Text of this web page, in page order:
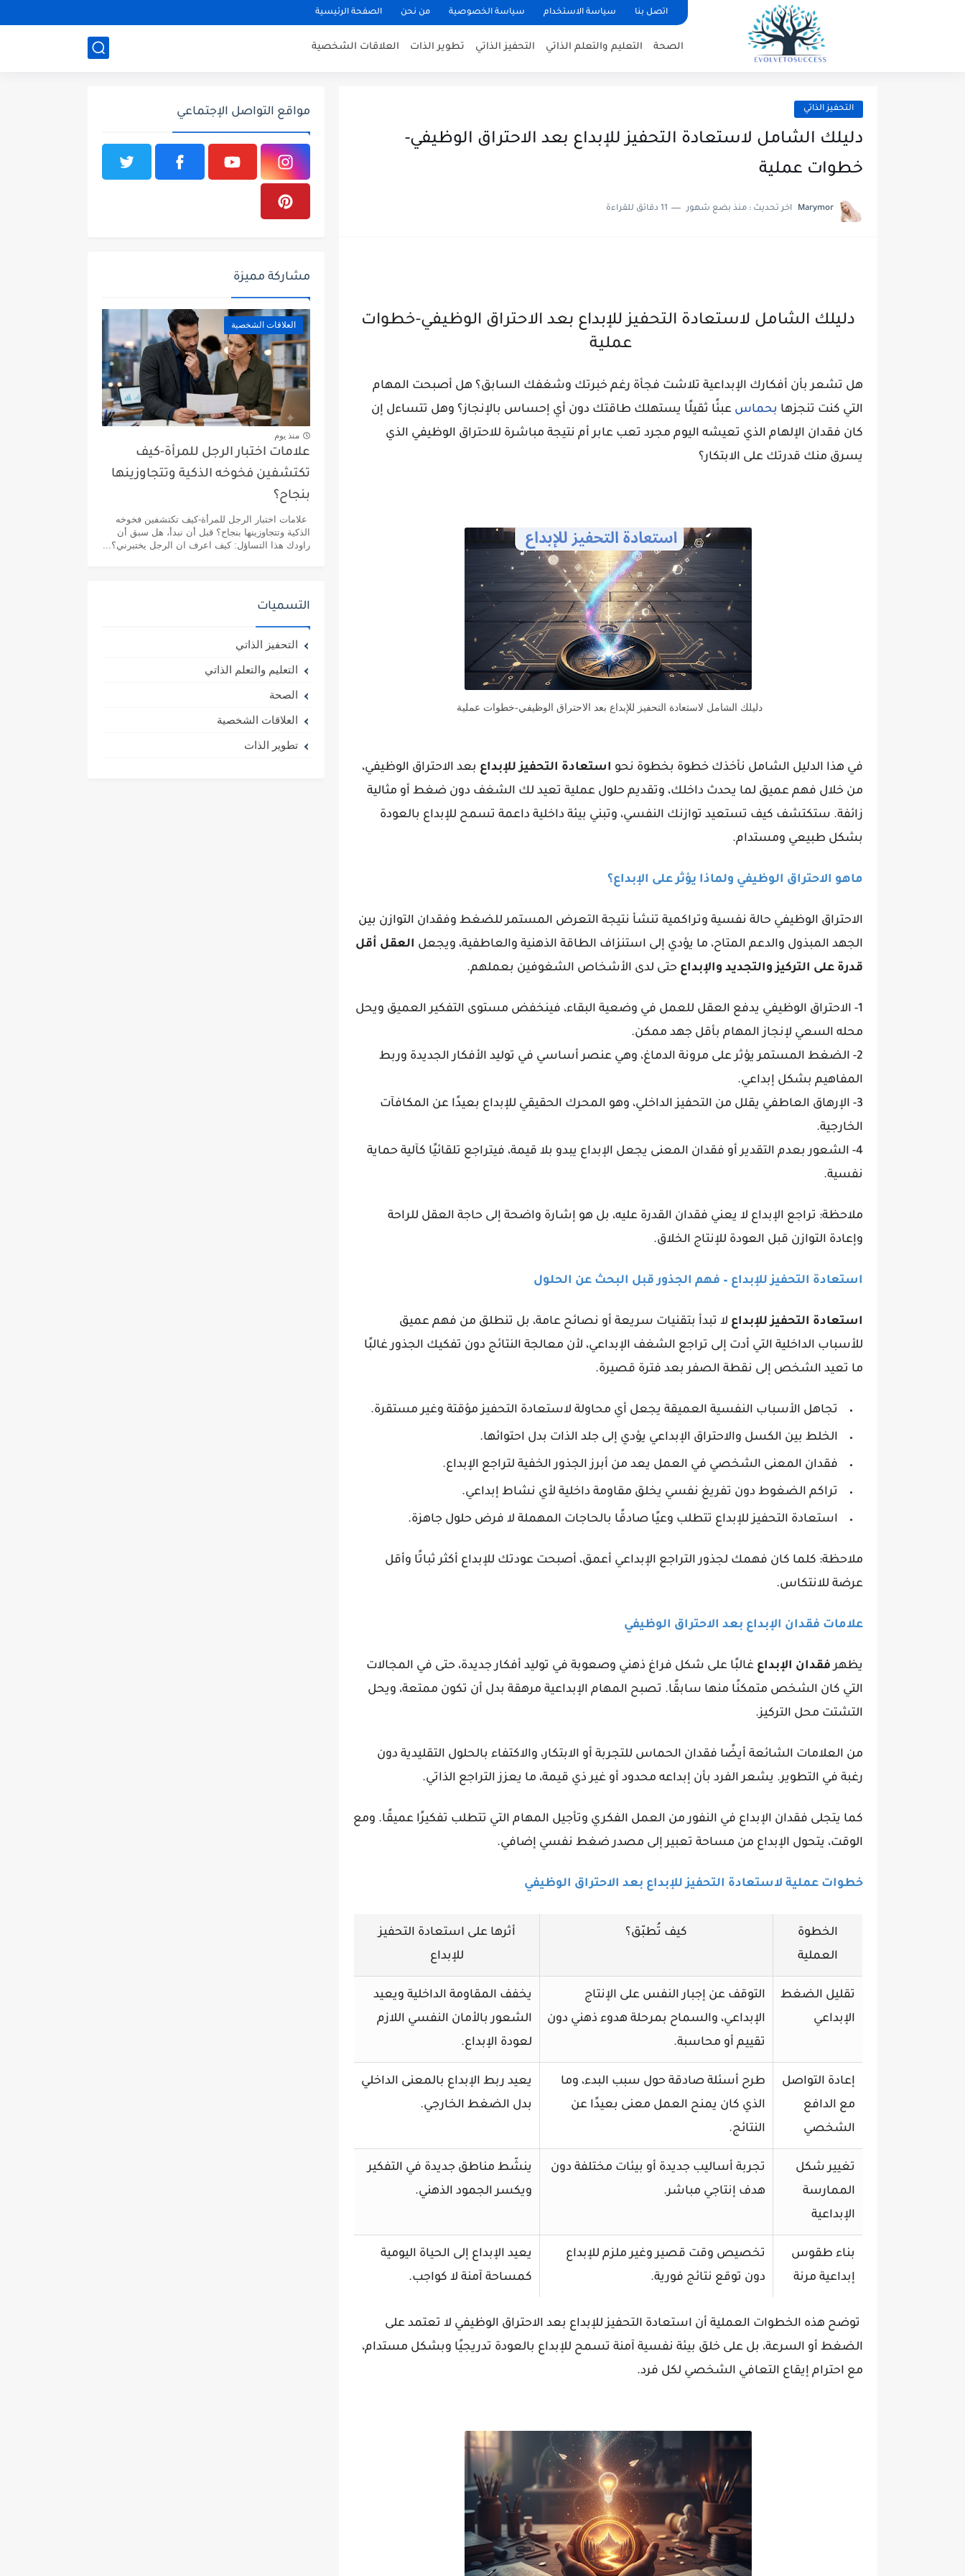
اتصل بنا سياسة الاستخدام سياسة الخصوصية من نحن الصفحة الرئيسية
الصحة التعليم والتعلم الذاتي التحفيز الذاتي تطوير الذات العلاقات الشخصية
التحفيز الذاتي
دليلك الشامل لاستعادة التحفيز للإبداع بعد الاحتراق الوظيفي-
خطوات عملية
Marymor اخر تحديث : منذ بضع شهور 11 دقائق للقراءة
دليلك الشامل لاستعادة التحفيز للإبداع بعد الاحتراق الوظيفي-خطوات
عملية
هل تشعر بأن أفكارك الإبداعية تلاشت فجأة رغم خبرتك وشغفك السابق؟ هل أصبحت المهام
التي كنت تنجزها بحماس عبئًا ثقيلًا يستهلك طاقتك دون أي إحساس بالإنجاز؟ وهل تتساءل إن
كان فقدان الإلهام الذي تعيشه اليوم مجرد تعب عابر أم نتيجة مباشرة للاحتراق الوظيفي الذي
يسرق منك قدرتك على الابتكار؟
دليلك الشامل لاستعادة التحفيز للإبداع بعد الاحتراق الوظيفي-خطوات عملية
في هذا الدليل الشامل نأخذك خطوة بخطوة نحو استعادة التحفيز للإبداع بعد الاحتراق الوظيفي،
من خلال فهم عميق لما يحدث داخلك، وتقديم حلول عملية تعيد لك الشغف دون ضغط أو مثالية
زائفة. ستكتشف كيف تستعيد توازنك النفسي، وتبني بيئة داخلية داعمة تسمح للإبداع بالعودة
بشكل طبيعي ومستدام.
ماهو الاحتراق الوظيفي ولماذا يؤثر على الإبداع؟
الاحتراق الوظيفي حالة نفسية وتراكمية تنشأ نتيجة التعرض المستمر للضغط وفقدان التوازن بين
الجهد المبذول والدعم المتاح، ما يؤدي إلى استنزاف الطاقة الذهنية والعاطفية، ويجعل العقل أقل
قدرة على التركيز والتجديد والإبداع حتى لدى الأشخاص الشغوفين بعملهم.
1- الاحتراق الوظيفي يدفع العقل للعمل في وضعية البقاء، فينخفض مستوى التفكير العميق ويحل
محله السعي لإنجاز المهام بأقل جهد ممكن.
2- الضغط المستمر يؤثر على مرونة الدماغ، وهي عنصر أساسي في توليد الأفكار الجديدة وربط
المفاهيم بشكل إبداعي.
3- الإرهاق العاطفي يقلل من التحفيز الداخلي، وهو المحرك الحقيقي للإبداع بعيدًا عن المكافآت
الخارجية.
4- الشعور بعدم التقدير أو فقدان المعنى يجعل الإبداع يبدو بلا قيمة، فيتراجع تلقائيًا كآلية حماية
نفسية.
ملاحظة: تراجع الإبداع لا يعني فقدان القدرة عليه، بل هو إشارة واضحة إلى حاجة العقل للراحة
وإعادة التوازن قبل العودة للإنتاج الخلاق.
استعادة التحفيز للإبداع – فهم الجذور قبل البحث عن الحلول
استعادة التحفيز للإبداع لا تبدأ بتقنيات سريعة أو نصائح عامة، بل تنطلق من فهم عميق
للأسباب الداخلية التي أدت إلى تراجع الشغف الإبداعي، لأن معالجة النتائج دون تفكيك الجذور غالبًا
ما تعيد الشخص إلى نقطة الصفر بعد فترة قصيرة.
تجاهل الأسباب النفسية العميقة يجعل أي محاولة لاستعادة التحفيز مؤقتة وغير مستقرة.
الخلط بين الكسل والاحتراق الإبداعي يؤدي إلى جلد الذات بدل احتوائها.
فقدان المعنى الشخصي في العمل يعد من أبرز الجذور الخفية لتراجع الإبداع.
تراكم الضغوط دون تفريغ نفسي يخلق مقاومة داخلية لأي نشاط إبداعي.
استعادة التحفيز للإبداع تتطلب وعيًا صادقًا بالحاجات المهملة لا فرض حلول جاهزة.
ملاحظة: كلما كان فهمك لجذور التراجع الإبداعي أعمق، أصبحت عودتك للإبداع أكثر ثباتًا وأقل
عرضة للانتكاس.
علامات فقدان الإبداع بعد الاحتراق الوظيفي
يظهرفقدان الإبداع غالبًا على شكل فراغ ذهني وصعوبة في توليد أفكار جديدة، حتى في المجالات
التي كان الشخص متمكنًا منها سابقًا. تصبح المهام الإبداعية مرهقة بدل أن تكون ممتعة، ويحل
التشتت محل التركيز.
من العلامات الشائعة أيضًا فقدان الحماس للتجربة أو الابتكار، والاكتفاء بالحلول التقليدية دون
رغبة في التطوير. يشعر الفرد بأن إبداعه محدود أو غير ذي قيمة، ما يعزز التراجع الذاتي.
كما يتجلى فقدان الإبداع في النفور من العمل الفكري وتأجيل المهام التي تتطلب تفكيرًا عميقًا. ومع
الوقت، يتحول الإبداع من مساحة تعبير إلى مصدر ضغط نفسي إضافي.
خطوات عملية لاستعادة التحفيز للإبداع بعد الاحتراق الوظيفي
الخطوة
العملية
كيف تُطبّق؟
أثرها على استعادة التحفيز
للإبداع
تقليل الضغط
الإبداعي
التوقف عن إجبار النفس على الإنتاج
الإبداعي، والسماح بمرحلة هدوء ذهني دون
تقييم أو محاسبة.
يخفف المقاومة الداخلية ويعيد
الشعور بالأمان النفسي اللازم
لعودة الإبداع.
إعادة التواصل
مع الدافع
الشخصي
طرح أسئلة صادقة حول سبب البدء، وما
الذي كان يمنح العمل معنى بعيدًا عن
النتائج.
يعيد ربط الإبداع بالمعنى الداخلي
بدل الضغط الخارجي.
تغيير شكل
الممارسة
الإبداعية
تجربة أساليب جديدة أو بيئات مختلفة دون
هدف إنتاجي مباشر.
ينشّط مناطق جديدة في التفكير
ويكسر الجمود الذهني.
بناء طقوس
إبداعية مرنة
تخصيص وقت قصير وغير ملزم للإبداع
دون توقع نتائج فورية.
يعيد الإبداع إلى الحياة اليومية
كمساحة آمنة لا كواجب.
توضح هذه الخطوات العملية أن استعادة التحفيز للإبداع بعد الاحتراق الوظيفي لا تعتمد على
الضغط أو السرعة، بل على خلق بيئة نفسية آمنة تسمح للإبداع بالعودة تدريجيًا وبشكل مستدام،
مع احترام إيقاع التعافي الشخصي لكل فرد.
مواقع التواصل الإجتماعي
مشاركة مميزة
العلاقات الشخصية
منذ يوم
علامات اختبار الرجل للمرأة-كيف
تكتشفين فخوخه الذكية وتتجاوزينها
بنجاح؟
علامات اختبار الرجل للمرأة-كيف تكتشفين فخوخه
الذكية وتتجاوزينها بنجاح؟ قبل أن نبدأ، هل سبق أن
راودك هذا التساؤل: كيف اعرف ان الرجل يختبرني؟...
التسميات
التحفيز الذاتي
التعليم والتعلم الذاتي
الصحة
العلاقات الشخصية
تطوير الذات